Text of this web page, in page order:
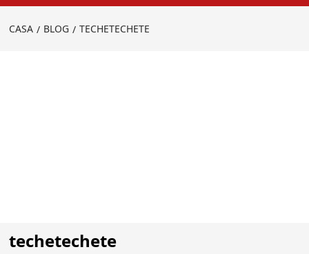
CASA BLOG TECHETECHETE
techetechete